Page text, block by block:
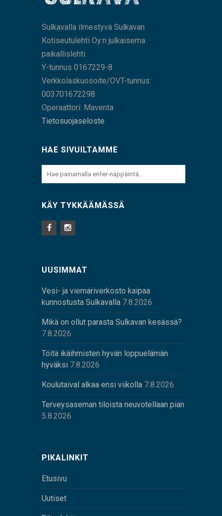
Sulkavalla ilmestyvä Sulkavan
Kotiseutulehti Oy:n julkaisema
paikallislehti.
Y-tunnus 0167229-8
Verkkolaskuosoite/OVT-tunnus:
003701672298
Operaattori: Maventa
Tietosuojaseloste
HAE SIVUILTAMME
KÄY TYKKÄÄMÄSSÄ
UUSIMMAT
Vesi- ja viemäriverkosto kaipaa
kunnostusta Sulkavalla 7.8.2026
Mikä on ollut parasta Sulkavan kesässä?
7.8.2026
Töitä ikäihmisten hyvän loppuelämän
hyväksi 7.8.2026
Koulutaival alkaa ensi viikolla 7.8.2026
Terveysaseman tiloista neuvotellaan pian
5.8.2026
PIKALINKIT
Etusivu
Uutiset